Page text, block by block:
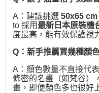
A：建議挑選 50x65 cm
to 採用 最新日本原裝機
度最高，能有效保護視
Q：新手推薦買幾種顏
A：顏色數量不直接代
條密的名畫（如梵谷）
畫，即便顏色多也很好